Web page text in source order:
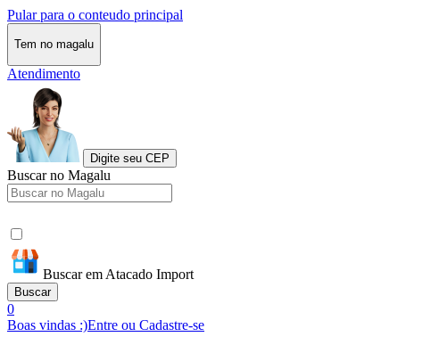
Pular para o conteudo principal
Tem no magalu
Atendimento
Digite seu CEP
Buscar no Magalu
Buscar em Atacado Import
Buscar
0
Boas vindas :)Entre ou Cadastre-se